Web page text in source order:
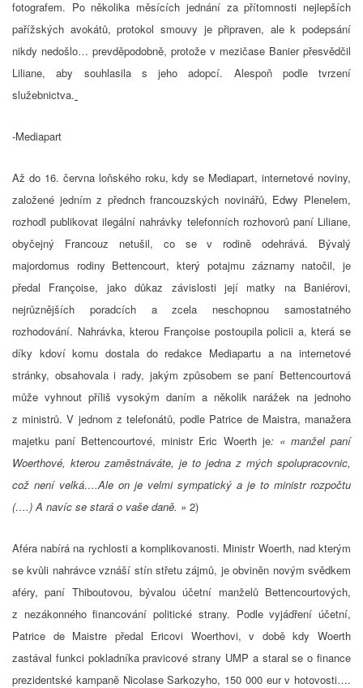
fotografem. Po několika měsících jednání za přítomnosti nejlepších
pařížských avokátů, protokol smouvy je připraven, ale k podepsání
nikdy nedošlo… prevděpodobně, protože v mezičase Banier přesvědčil
Liliane, aby souhlasila s jeho adopcí. Alespoň podle tvrzení
služebnictva.
-Mediapart
Až do 16. června loňského roku, kdy se Mediapart, internetové noviny,
založené jedním z přednch francouzských novinářů, Edwy Plenelem,
rozhodl publikovat ilegální nahrávky telefonních rozhovorů paní Liliane,
obyčejný Francouz netušil, co se v rodině odehrává. Bývalý
majordomus rodiny Bettencourt, který potajmu záznamy natočil, je
předal Françoise, jako důkaz závislosti její matky na Baniérovi,
nejrůznějších poradcích a zcela neschopnou samostatného
rozhodování. Nahrávka, kterou Françoise postoupila policii a, která se
díky kdoví komu dostala do redakce Mediapartu a na internetové
stránky, obsahovala i rady, jakým způsobem se paní Bettencourtová
může vyhnout příliš vysokým daním a několik narážek na jednoho
z ministrů. V jednom z telefonátů, podle Patrice de Maistra, manažera
majetku paní Bettencourtové, ministr Eric Woerth je: « manžel paní
Woerthové, kterou zaměstnáváte, je to jedna z mých spolupracovnic,
což není velká….Ale on je velmi sympatický a je to ministr rozpočtu
(….) A navíc se stará o vaše daně. » 2)
Aféra nabírá na rychlosti a komplikovanosti. Ministr Woerth, nad kterým
se kvůli nahrávce vznáší stín střetu zájmů, je obviněn novým svědkem
aféry, paní Thiboutovou, bývalou účetní manželů Bettencourtových,
z nezákonného financování politické strany. Podle vyjádření účetní,
Patrice de Maistre předal Ericovi Woerthovi, v době kdy Woerth
zastával funkci pokladníka pravicové strany UMP a staral se o finance
prezidentské kampaně Nicolase Sarkozyho, 150 000 eur v hotovosti….